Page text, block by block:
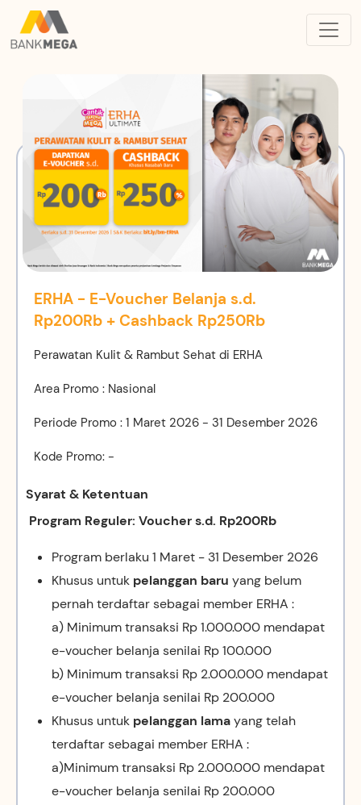
ERHA - E-Voucher Belanja s.d.
Rp200Rb + Cashback Rp250Rb
Perawatan Kulit & Rambut Sehat di ERHA
Area Promo : Nasional
Periode Promo : 1 Maret 2026 - 31 Desember 2026
Kode Promo: -
Syarat & Ketentuan
Program Reguler: Voucher s.d. Rp200Rb
Program berlaku 1 Maret - 31 Desember 2026
Khusus untuk pelanggan baru yang belum
pernah terdaftar sebagai member ERHA :
a) Minimum transaksi Rp 1.000.000 mendapat
e-voucher belanja senilai Rp 100.000
b) Minimum transaksi Rp 2.000.000 mendapat
e-voucher belanja senilai Rp 200.000
Khusus untuk pelanggan lamayang telah
terdaftar sebagai member ERHA :
a)Minimum transaksi Rp 2.000.000 mendapat
e-voucher belanja senilai Rp 200.000